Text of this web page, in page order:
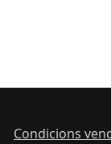
Condicions